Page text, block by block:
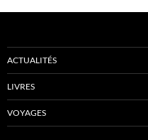
ACTUALITÉS
LIVRES
VOYAGES